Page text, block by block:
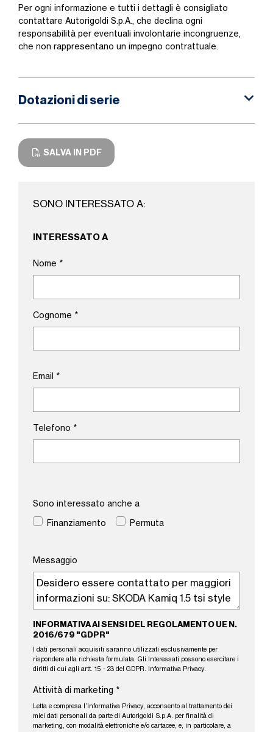
Per ogni informazione e tutti i dettagli è consigliato
contattare Autorigoldi S.p.A., che declina ogni
responsabilità per eventuali involontarie incongruenze,
che non rappresentano un impegno contrattuale.
Dotazioni di serie
SALVA IN PDF
SONO INTERESSATO A:
INTERESSATO A
Nome *
Cognome *
Email *
Telefono *
Sono interessato anche a
Finanziamento
Permuta
Messaggio
INFORMATIVA AI SENSI DEL REGOLAMENTO UE N.
2016/679 "GDPR"
I dati personali acquisiti saranno utilizzati esclusivamente per
rispondere alla richiesta formulata. Gli Interessati possono esercitare i
diritti di cui agli artt. 15 - 23 del GDPR.
Informativa Privacy.
Attività di marketing *
Letta e compresa l’ Informativa Privacy, acconsento al trattamento dei
miei dati personali da parte di Autorigoldi S.p.A. per finalità di
marketing, con modalità elettroniche e/o cartacee, e, in particolare, a